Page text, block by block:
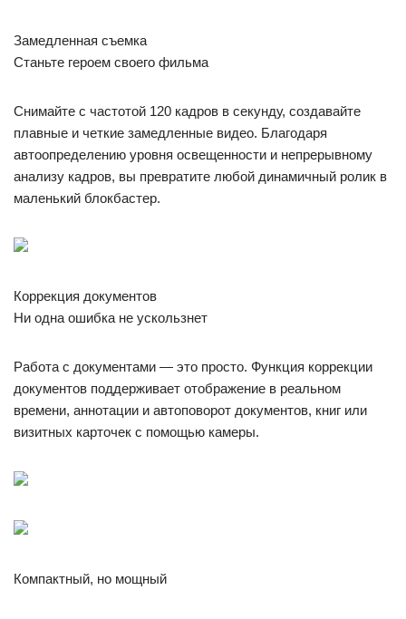
Замедленная съемка
Станьте героем своего фильма
Снимайте с частотой 120 кадров в секунду, создавайте
плавные и четкие замедленные видео. Благодаря
автоопределению уровня освещенности и непрерывному
анализу кадров, вы превратите любой динамичный ролик в
маленький блокбастер.
Коррекция документов
Ни одна ошибка не ускользнет
Работа с документами — это просто. Функция коррекции
документов поддерживает отображение в реальном
времени, аннотации и автоповорот документов, книг или
визитных карточек с помощью камеры.
Компактный, но мощный